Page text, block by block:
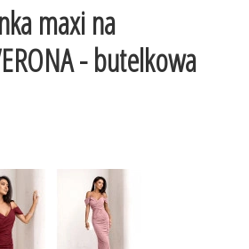
maxi na
- butelkowa